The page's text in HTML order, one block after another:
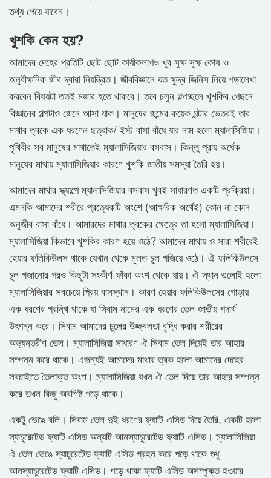
তথ্য পেয়ে যাবেন।
খুশকি কেন হয়?
আমাদের দেহের প্রতিটি ছোট ছোট কার্যাকলাপও খুব সুক্ষ সুক্ষ কোষ ও
অনুবীক্ষনিক জীব দ্বারা নিয়ন্ত্রিত। জীববিজ্ঞানে যত ক্ষুদ্র জিনিস নিয়ে পড়ালেখা
করবেন বিষয়টা ততই মজার হতে থাকবে। তবে চলুন গল্পচ্ছলে খুশকির পেছনে
বিজ্ঞানের গল্পটাও জেনে আসা যাক। মানুষের জন্মের কয়েক ঘন্টার ভেতরই তার
মাথার ত্বকে এক ধরণেন ছত্রাক/ ইস্ট বাসা বাঁধে যার নাম হলো ম্যালাসিজিয়া।
পৃথিবীর সব মানুষের মাথাতেই ম্যালাসিজিয়ার বসবাস। কিন্তু প্রায় অর্ধেক
মানুষের মাথায় ম্যালাসিজিয়ার কারণে খুশকি জাতীয় সমস্যা তৈরি হয়।
আমাদের মাথার স্ক্যাল্পে ম্যালাসিজিয়ার বসবাস খুবই সাধারণত একটি প্রক্রিয়া।
এমনকি আমাদের শরীরে প্রত্যেকটি অংশে (আক্ষরিক অর্থেই) কোন না কোন
অনুজীব বাসা বাঁধে। আমারদের মাথার ত্বকের ক্ষেত্রে তা হলো ম্যালাসিজিয়া।
ম্যালাসিজিয়া কিভাবে খুশকির কারণ হয়ে ওঠে? আমাদের মাথায় ও সারা শরীরেই
হেয়ার ফলিকিউলস থাকে যেখান থেকে মূলত চুল গজিয়ে ওঠে। ঐ ফলিকিউলসে
চুল গজানোর পরও কিছুটা সংকীর্ণ ফাঁকা অংশ থেকে যায়। ঐ স্থান গুলোই হলো
ম্যালাসিজিয়ার সবচেয়ে প্রিয় বাসস্থান। কারণ হেয়ার ফলিকিউলসের গোড়ায়
এক ধরণের গ্রন্থি থাকে যা সিবাম নামের এক ধরণের তেল জাতীয় পদার্থ
উৎপন্ন করে। সিবাম আমাদের চুলের উজ্জ্বলতা বৃদ্ধি করার শরীরের
অভ্যন্তরীণ তেল। ম্যালাসিজিয়া সাধারণ ঐ সিবাম তেল দিয়েই তার আহার
সম্পন্ন করে থাকে। এজন্যই আমাদের মাথার ত্বক হলো আমাদের দেহের
সবচাইতে তৈলাক্ত অংশ। ম্যালাসিজিয়া যখন ঐ তেল দিয়ে তার আহার সম্পন্ন
করে তখন কিছু অবশিষ্ট পড়ে থাকে।
একটু ভেঙে বলি। সিবাম তেল দুই ধরণের ফ্যাটি এসিড দিয়ে তৈরি, একটি হলো
স্যাচুরেটেড ফ্যাটি এসিড অন্যটি আনস্যাচুরেটেড ফ্যাটি এসিড। ম্যালাসিজিয়া
ঐ তেল ভেঙে স্যাচুরেটেড ফ্যাটি এসিড গ্রহন করে পড়ে থাকে শুধু
আনস্যাচুরেটেড ফ্যাটি এসিড। পড়ে থাকা ফ্যাটি এসিড অসম্পৃক্ত হওয়ার